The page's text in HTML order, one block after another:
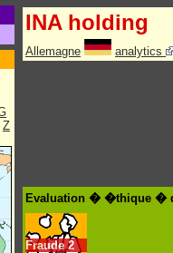
Z
INA holding
Allemagne analytics
Evaluation � �thique �
Fraude 2